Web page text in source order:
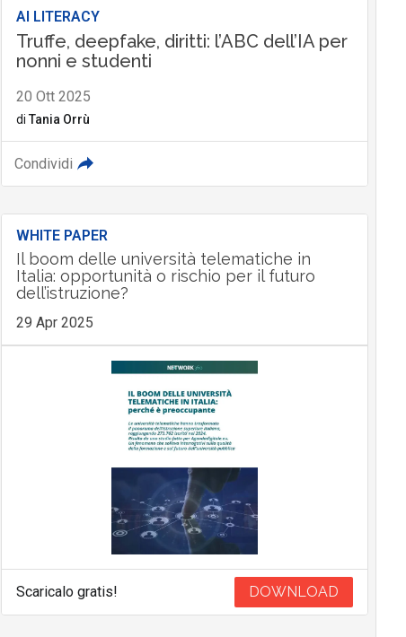
AI LITERACY
Truffe, deepfake, diritti: l’ABC dell’IA per
nonni e studenti
20 Ott 2025
di Tania Orrù
Condividi
WHITE PAPER
Il boom delle università telematiche in
Italia: opportunità o rischio per il futuro
dell’istruzione?
29 Apr 2025
Scaricalo gratis! DOWNLOAD